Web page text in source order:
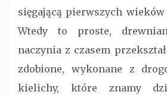
sięgającą pierwszych
Wtedy to proste,
naczynia z czasem
zdobione, wykonane z
kielichy, które znamy